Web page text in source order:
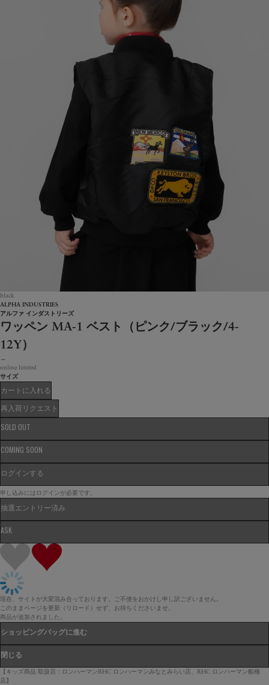
black
ALPHA INDUSTRIES
アルファ インダストリーズ
ワッペン MA-1 ベスト（ピンク/ブラック/4-
12Y）
→
online limited
サイズ
カートに入れる
再入荷リクエスト
SOLD OUT
COMING SOON
ログインする
申し込みにはログインが必要です。
抽選エントリー済み
ASK
現在、サイトが大変混み合っております。ご不便をおかけし申し訳ございません。
このままページを更新（リロード）せず、お待ちくださいませ。
商品が追加されました。
ショッピングバッグに進む
閉じる
【キッズ商品 取扱店：ロンハーマンRHC ロンハーマンみなとみらい店、RHC ロンハーマン船橋
店】